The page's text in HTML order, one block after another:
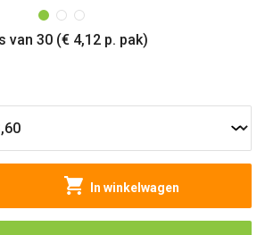
van 30 (€ 4,12 p. pak)
In winkelwagen